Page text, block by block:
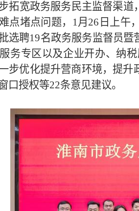
拓宽政务服务民主监督渠
点堵点问题， 1月 26 日上午
选聘19名政务服务监督员暨
务专区以及企业开办、纳
步优化提升营商环境，提
口授权等22条意见建议。